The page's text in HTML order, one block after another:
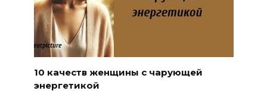
10 качеств женщины с чарующей
энергетикой